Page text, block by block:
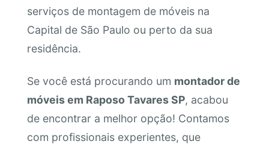
serviços de montagem de móveis na
Capital de São Paulo ou perto da sua
residência.
Se você está procurando um montador de
móveis em Raposo Tavares SP, acabou
de encontrar a melhor opção! Contamos
com profissionais experientes, que